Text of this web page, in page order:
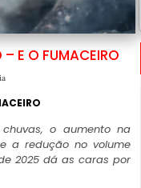
E O FUMACEIRO
o aumento na
a redução no volume
2025 dá as caras por